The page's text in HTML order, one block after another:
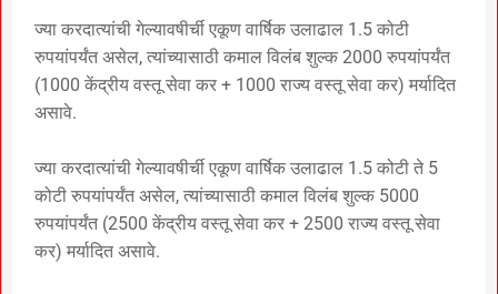
ज्या करदात्यांची गेल्यावषीर्ची एकूण वार्षिक उलाढाल 1.5 कोटी
रुपयांपर्यंत असेल, त्यांच्यासाठी कमाल विलंब शुल्क 2000 रुपयांपर्यंत
(1000 केंद्रीय वस्तू सेवा कर + 1000 राज्य वस्तू सेवा कर) मर्यादित
असावे.
ज्या करदात्यांची गेल्यावषीर्ची एकूण वार्षिक उलाढाल 1.5 कोटी ते 5
कोटी रुपयांपर्यंत असेल, त्यांच्यासाठी कमाल विलंब शुल्क 5000
रुपयांपर्यंत (2500 केंद्रीय वस्तू सेवा कर + 2500 राज्य वस्तू सेवा
कर) मर्यादित असावे.